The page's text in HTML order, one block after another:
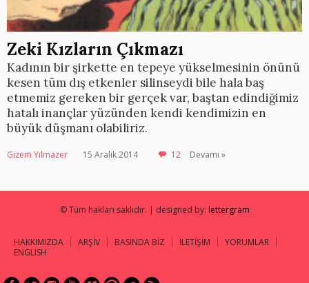
Zeki Kızların Çıkmazı
Kadının bir şirkette en tepeye yükselmesinin önünü
kesen tüm dış etkenler silinseydi bile hala baş
etmemiz gereken bir gerçek var, baştan edindiğimiz
hatalı inançlar yüzünden kendi kendimizin en
büyük düşmanı olabiliriz.
Gizem Yılmazer 15 Aralık 2014 12 Devamı »
© Tüm hakları saklıdır. | designed by: lettergram
HAKKIMIZDA ARŞİV BASINDA BİZ İLETİŞİM
YORUMLAR
ENGLISH